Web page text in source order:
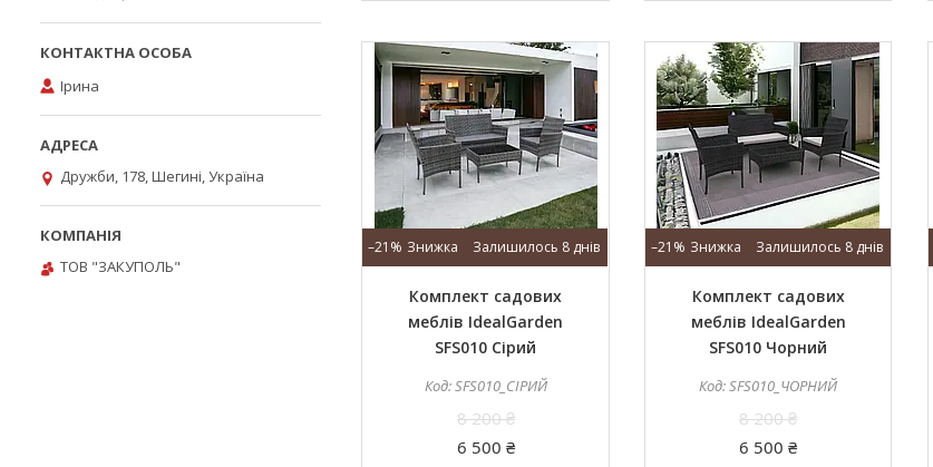
–21% Залишилось 8 днів
Комплект садових
меблів IdealGarden
SFS010 Сірий
SFS010_СІРИЙ
8 200 ₴
6 500 ₴
–21% Залишилось 8 днів
Комплект садових
меблів IdealGarden
SFS010 Чорний
SFS010_ЧОРНИЙ
8 200 ₴
6 500 ₴
Ірина
Дружби, 178, Шегині, Україна
ТОВ "ЗАКУПОЛЬ"